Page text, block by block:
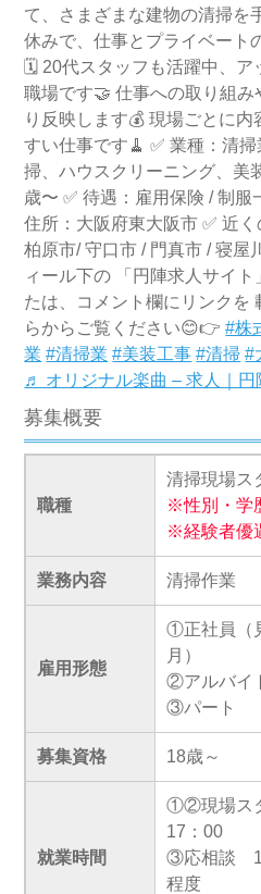
て、さまざまな建物の清掃を
休みで、仕事とプライベート
🗓️ 20代スタッフも活躍中、ア
職場です🤝 仕事への取り組
り反映します💰 現場ごとに
すい仕事です🧹 ✅ 業種：清
掃、ハウスクリーニング、美
歳〜 ✅ 待遇：雇用保険 / 制服
住所：大阪府東大阪市 ✅ 近
柏原市/ 守口市 / 門真市 / 寝屋
ィール下の 「円陣求人サイト
たは、コメント欄にリンクを
らからご覧ください😊👉#株
業 #清掃業 #美装工事 #清掃 #
♬ オリジナル楽曲 – 求人｜円
募集概要
職種
清掃現場ス
※性別・学
※経験者優
業務内容 清掃作業
雇用形態
①正社員（
月）
②アルバイ
③パート
募集資格 18歳～
就業時間
①②現場ス
17：00
③応相談 1
程度